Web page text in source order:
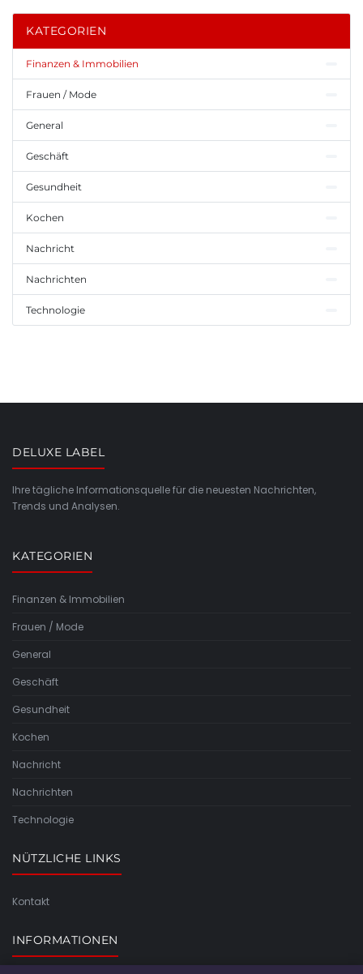
KATEGORIEN
Finanzen & Immobilien
Frauen / Mode
General
Geschäft
Gesundheit
Kochen
Nachricht
Nachrichten
Technologie
DELUXE LABEL
Ihre tägliche Informationsquelle für die neuesten Nachrichten,
Trends und Analysen.
KATEGORIEN
Finanzen & Immobilien
Frauen / Mode
General
Geschäft
Gesundheit
Kochen
Nachricht
Nachrichten
Technologie
NÜTZLICHE LINKS
Kontakt
INFORMATIONEN